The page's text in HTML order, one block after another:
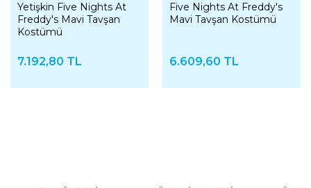
Yetişkin Five Nights At
Freddy's Mavi Tavşan
Kostümü
7.192,80 TL
Five Nights At Freddy's
Mavi Tavşan Kostümü
6.609,60 TL